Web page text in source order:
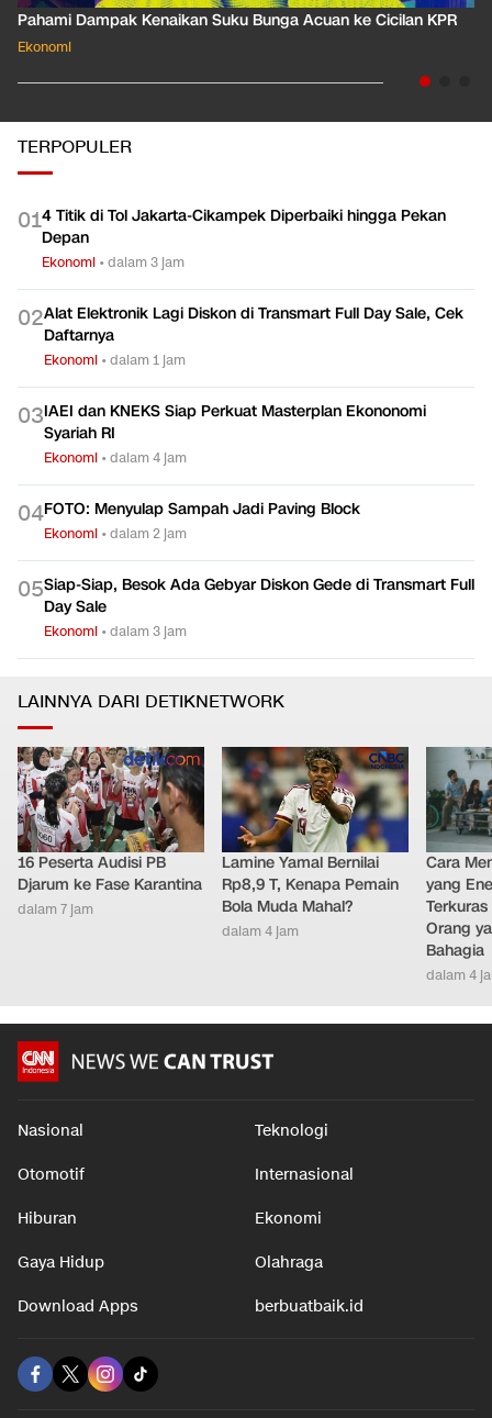
Pahami Dampak Kenaikan Suku Bunga Acuan ke Cicilan KPR
Ekonomi
TERPOPULER
014 Titik di Tol Jakarta-Cikampek Diperbaiki hingga Pekan
Depan
Ekonomi •dalam 3 jam
02Alat Elektronik Lagi Diskon di Transmart Full Day Sale, Cek
Daftarnya
Ekonomi •dalam 1 jam
03IAEI dan KNEKS Siap Perkuat Masterplan Ekononomi
Syariah RI
Ekonomi •dalam 4 jam
04FOTO: Menyulap Sampah Jadi Paving Block
Ekonomi •dalam 2 jam
05Siap-Siap, Besok Ada Gebyar Diskon Gede di Transmart Full
Day Sale
Ekonomi •dalam 3 jam
LAINNYA DARI DETIKNETWORK
16 Peserta Audisi PB
Djarum ke Fase Karantina
dalam 7 jam
Lamine Yamal Bernilai
Rp8,9 T, Kenapa Pemain
Bola Muda Mahal?
dalam 4 jam
Cara
yang
Orang
Bahagia
dalam 4
Nasional Teknologi
Otomotif Internasional
Hiburan Ekonomi
Gaya Hidup Olahraga
Download Apps berbuatbaik.id